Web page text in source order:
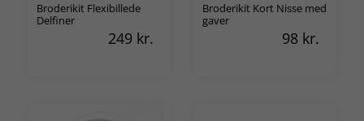
Broderikit Flexibillede
Delfiner
249 kr.
Broderikit Kort Nisse med
gaver
98 kr.